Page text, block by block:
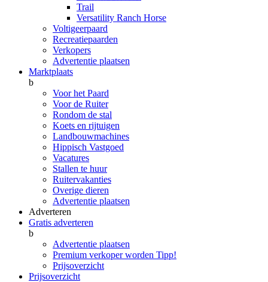
Trail
Versatility Ranch Horse
Voltigeerpaard
Recreatiepaarden
Verkopers
Advertentie plaatsen
Marktplaats
b
Voor het Paard
Voor de Ruiter
Rondom de stal
Koets en rijtuigen
Landbouwmachines
Hippisch Vastgoed
Vacatures
Stallen te huur
Ruitervakanties
Overige dieren
Advertentie plaatsen
Adverteren
Gratis adverteren
b
Advertentie plaatsen
Premium verkoper worden Tipp!
Prijsoverzicht
Prijsoverzicht